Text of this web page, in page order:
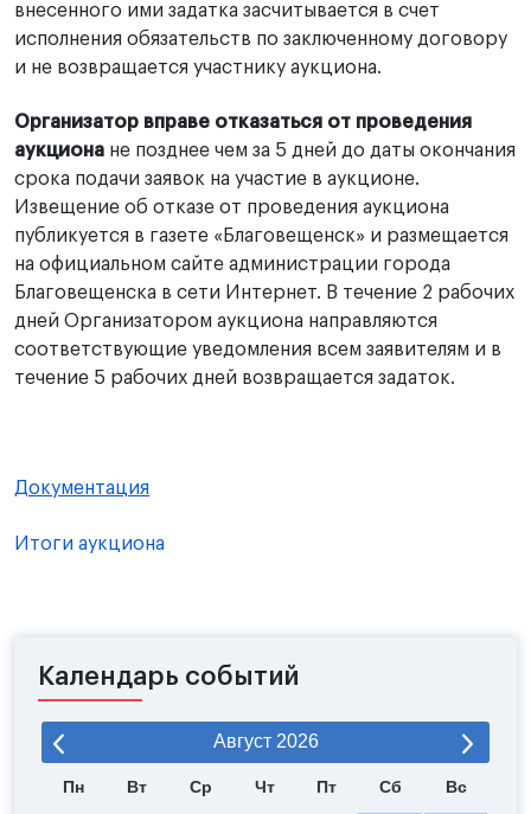
внесенного ими задатка засчитывается в счет
исполнения обязательств по заключенному договору
и не возвращается участнику аукциона.
Организатор вправе отказаться от проведения
аукциона не позднее чем за 5 дней до даты окончания
срока подачи заявок на участие в аукционе.
Извещение об отказе от проведения аукциона
публикуется в газете «Благовещенск» и размещается
на официальном сайте администрации города
Благовещенска в сети Интернет. В течение 2 рабочих
дней Организатором аукциона направляются
соответствующие уведомления всем заявителям и в
течение 5 рабочих дней возвращается задаток.
Документация
Итоги аукциона
Календарь событий
Август 2026
Пн Вт Ср Чт Пт Сб Вс